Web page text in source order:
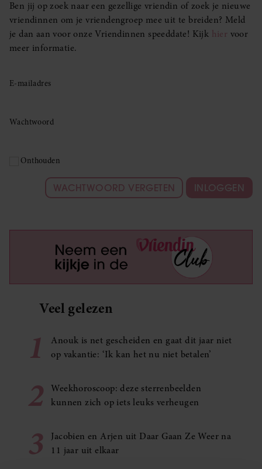
Ben jij op zoek naar een gezellige vriendin of zoek je nieuwe
vriendinnen om je vriendengroep mee uit te breiden? Meld
je dan aan voor onze Vriendinnen speeddate! Kijk hier voor
meer informatie.
E-mailadres
Wachtwoord
Onthouden
WACHTWOORD VERGETEN INLOGGEN
Veel gelezen
1
Anouk is net gescheiden en gaat dit jaar niet
op vakantie: ‘Ik kan het nu niet betalen’
2
Weekhoroscoop: deze sterrenbeelden
kunnen zich op iets leuks verheugen
3
Jacobien en Arjen uit Daar Gaan Ze Weer na
11 jaar uit elkaar